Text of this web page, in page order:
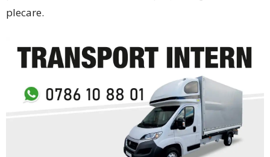
plecare.